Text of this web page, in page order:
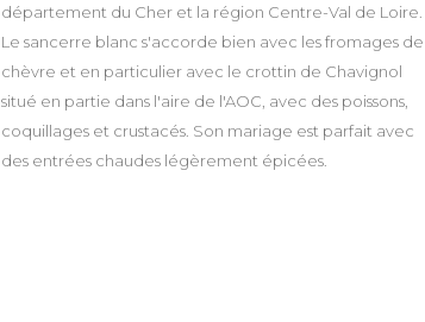
département du Cher et la région Centre-Val de Loire.
Le sancerre blanc s'accorde bien avec les fromages de
chèvre et en particulier avec le crottin de Chavignol
situé en partie dans l'aire de l'AOC, avec des poissons,
coquillages et crustacés. Son mariage est parfait avec
des entrées chaudes légèrement épicées.